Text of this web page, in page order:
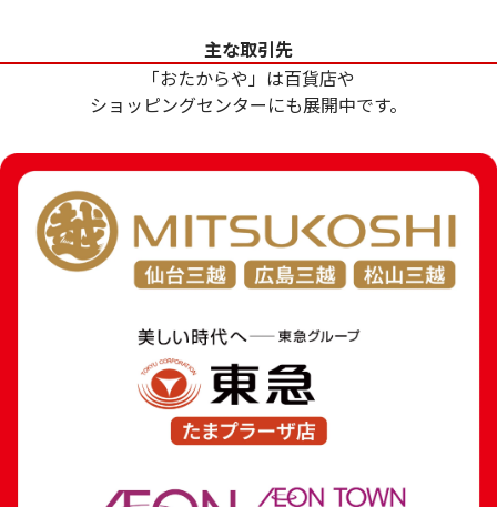
参考買取価格
参考買取価格
288,600
7.8g
主な取引先
「おたからや」は百貨店や
ショッピングセンターにも展開中です。